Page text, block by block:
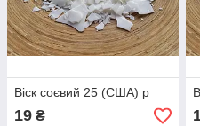
Віск соєвий 25 (США) р
19 ₴